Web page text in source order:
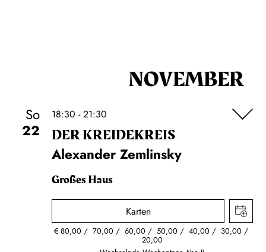
NOVEMBER
So
22
18:30 - 21:30
DER KREIDE­KREIS
Alexander Zemlinsky
Großes Haus
Karten
€80,00 70,00 60,00 50,00 40,00 30,00
20,00